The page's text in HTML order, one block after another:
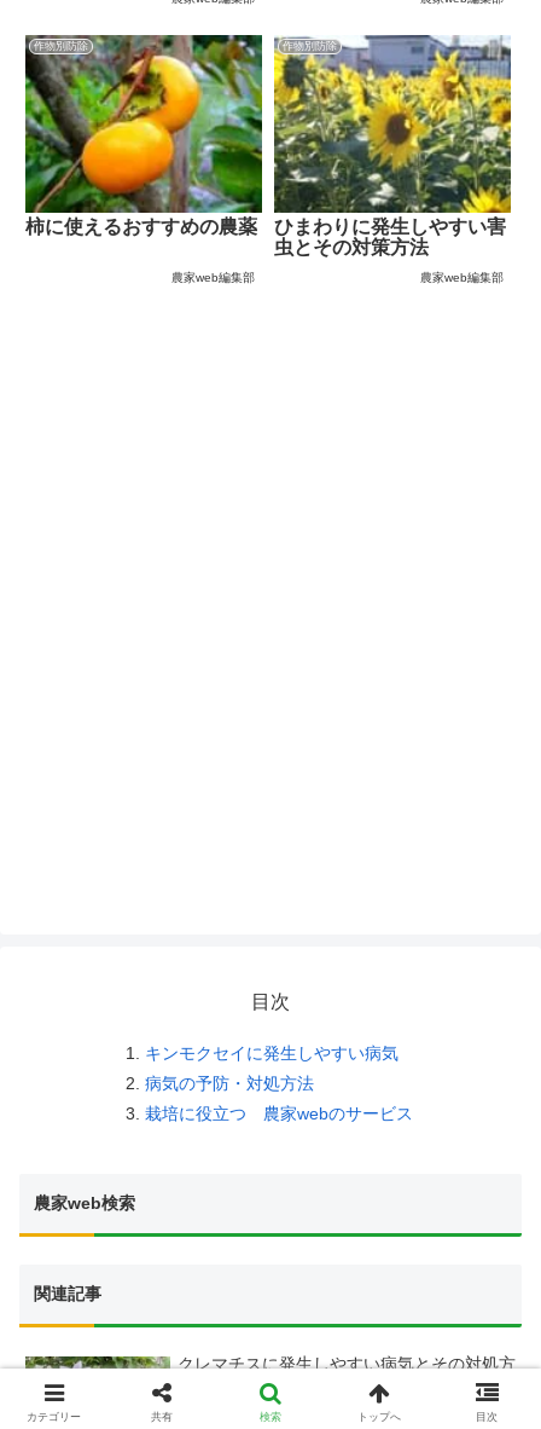
作物別防除
柿に使えるおすすめの農薬
農家web編集部
作物別防除
ひまわりに発生しやすい害
虫とその対策方法
農家web編集部
目次
キンモクセイに発生しやすい病気
病気の予防・対処方法
栽培に役立つ 農家webのサービス
農家web検索
関連記事
クレマチスに発生しやすい病気とその対処方
カテゴリー 共有 検索 トップへ 目次